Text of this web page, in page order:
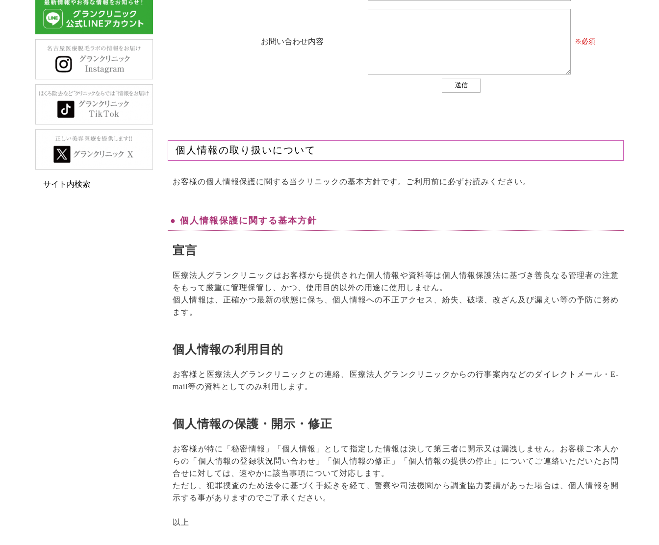
お問い合わせ内容 ※必須
個人情報の取り扱いについて
お客様の個人情報保護に関する当クリニックの基本方針です。ご利用前に必ずお読みください。
● 個人情報保護に関する基本方針
宣言
医療法人グランクリニックはお客様から提供された個人情報や資料等は個人情報保護法に基づき善良なる管理者の注意
をもって厳重に管理保管し、かつ、使用目的以外の用途に使用しません。
個人情報は、正確かつ最新の状態に保ち、個人情報への不正アクセス、紛失、破壊、改ざん及び漏えい等の予防に努め
ます。
個人情報の利用目的
お客様と医療法人グランクリニックとの連絡、医療法人グランクリニックからの行事案内などのダイレクトメール・E-
mail等の資料としてのみ利用します。
個人情報の保護・開示・修正
お客様が特に「秘密情報」「個人情報」として指定した情報は決して第三者に開示又は漏洩しません。お客様ご本人か
らの「個人情報の登録状況問い合わせ」「個人情報の修正」「個人情報の提供の停止」についてご連絡いただいたお問
合せに対しては、速やかに該当事項について対応します。
ただし、犯罪捜査のため法令に基づく手続きを経て、警察や司法機関から調査協力要請があった場合は、個人情報を開
示する事がありますのでご了承ください。
以上
サイト内検索